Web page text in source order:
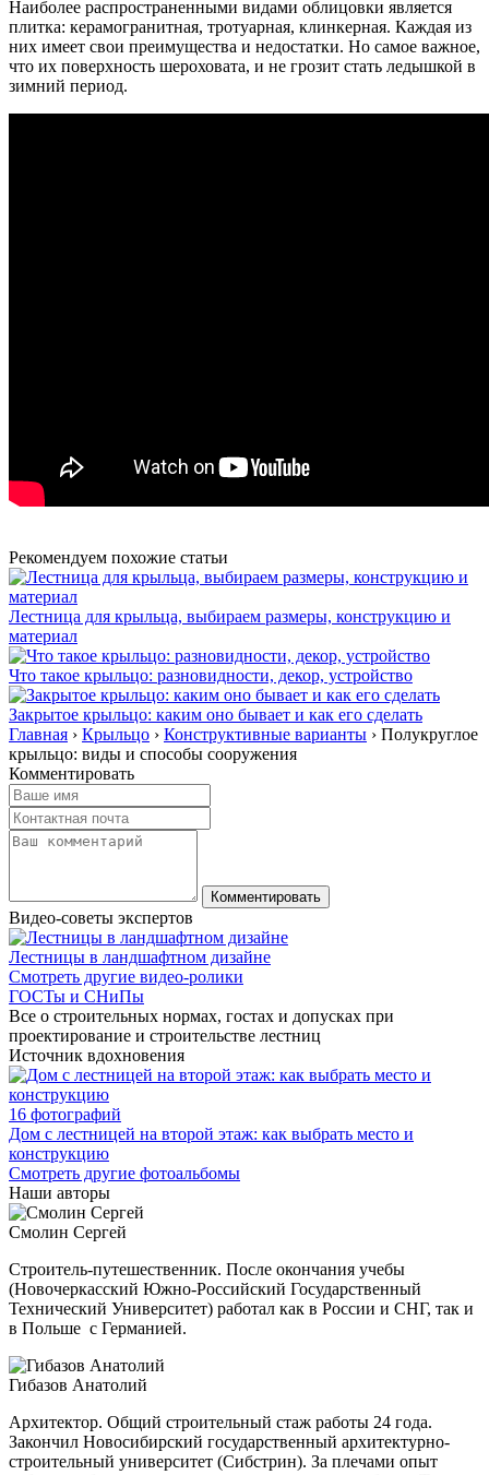
Наиболее распространенными видами облицовки является
плитка: керамогранитная, тротуарная, клинкерная. Каждая из
них имеет свои преимущества и недостатки. Но самое важное,
что их поверхность шероховата, и не грозит стать ледышкой в
зимний период.
Рекомендуем похожие статьи
Лестница для крыльца, выбираем размеры, конструкцию и
материал
Что такое крыльцо: разновидности, декор, устройство
Закрытое крыльцо: каким оно бывает и как его сделать
Главная › Крыльцо › Конструктивные варианты › Полукруглое
крыльцо: виды и способы сооружения
Комментировать
Видео-советы экспертов
Лестницы в ландшафтном дизайне
Смотреть другие видео-ролики
ГОСТы и СНиПы
Все о строительных нормах, гостах и допусках при
проектирование и строительстве лестниц
Источник вдохновения
16 фотографий
Дом с лестницей на второй этаж: как выбрать место и
конструкцию
Смотреть другие фотоальбомы
Наши авторы
Смолин Сергей
Строитель-путешественник. После окончания учебы
(Новочеркасский Южно-Российский Государственный
Технический Университет) работал как в России и СНГ, так и
в Польше с Германией.
Гибазов Анатолий
Архитектор. Общий строительный стаж работы 24 года.
Закончил Новосибирский государственный архитектурно-
строительный университет (Сибстрин). За плечами опыт